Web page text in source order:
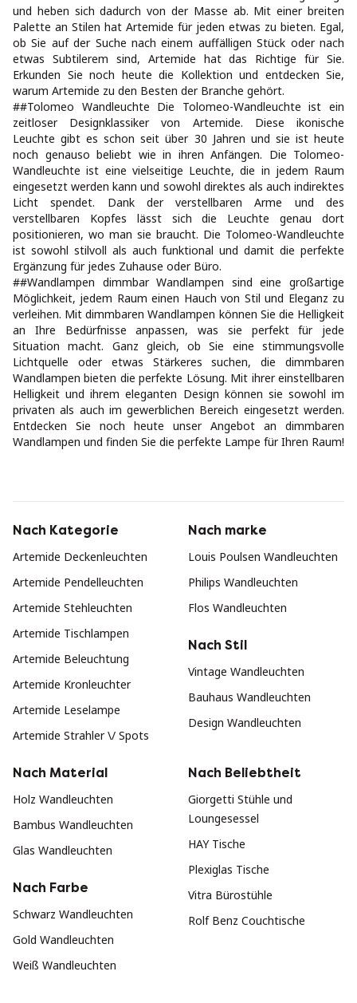
und heben sich dadurch von der Masse ab. Mit einer breiten
Palette an Stilen hat Artemide für jeden etwas zu bieten. Egal,
ob Sie auf der Suche nach einem auffälligen Stück oder nach
etwas Subtilerem sind, Artemide hat das Richtige für Sie.
Erkunden Sie noch heute die Kollektion und entdecken Sie,
warum Artemide zu den Besten der Branche gehört.
##Tolomeo Wandleuchte Die Tolomeo-Wandleuchte ist ein
zeitloser Designklassiker von Artemide. Diese ikonische
Leuchte gibt es schon seit über 30 Jahren und sie ist heute
noch genauso beliebt wie in ihren Anfängen. Die Tolomeo-
Wandleuchte ist eine vielseitige Leuchte, die in jedem Raum
eingesetzt werden kann und sowohl direktes als auch indirektes
Licht spendet. Dank der verstellbaren Arme und des
verstellbaren Kopfes lässt sich die Leuchte genau dort
positionieren, wo man sie braucht. Die Tolomeo-Wandleuchte
ist sowohl stilvoll als auch funktional und damit die perfekte
Ergänzung für jedes Zuhause oder Büro.
##Wandlampen dimmbar Wandlampen sind eine großartige
Möglichkeit, jedem Raum einen Hauch von Stil und Eleganz zu
verleihen. Mit dimmbaren Wandlampen können Sie die Helligkeit
an Ihre Bedürfnisse anpassen, was sie perfekt für jede
Situation macht. Ganz gleich, ob Sie eine stimmungsvolle
Lichtquelle oder etwas Stärkeres suchen, die dimmbaren
Wandlampen bieten die perfekte Lösung. Mit ihrer einstellbaren
Helligkeit und ihrem eleganten Design können sie sowohl im
privaten als auch im gewerblichen Bereich eingesetzt werden.
Entdecken Sie noch heute unser Angebot an dimmbaren
Wandlampen und finden Sie die perfekte Lampe für Ihren Raum!
Nach Kategorie
Artemide Deckenleuchten
Artemide Pendelleuchten
Artemide Stehleuchten
Artemide Tischlampen
Artemide Beleuchtung
Artemide Kronleuchter
Artemide Leselampe
Artemide Strahler \/ Spots
Nach marke
Louis Poulsen Wandleuchten
Philips Wandleuchten
Flos Wandleuchten
Nach Stil
Vintage Wandleuchten
Bauhaus Wandleuchten
Design Wandleuchten
Nach Material
Holz Wandleuchten
Bambus Wandleuchten
Glas Wandleuchten
Nach Farbe
Schwarz Wandleuchten
Gold Wandleuchten
Weiß Wandleuchten
Nach Beliebtheit
Giorgetti Stühle und
Loungesessel
HAY Tische
Plexiglas Tische
Vitra Bürostühle
Rolf Benz Couchtische